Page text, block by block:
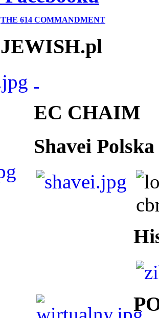
THE 614 COMMANDMENT
JEWISH.pl
EC CHAIM
Shavei Polska